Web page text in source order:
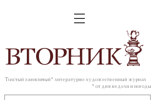
ВТОРНИК
Толстый зависимый* литературно-художественный журнал
* от дня недели и погоды